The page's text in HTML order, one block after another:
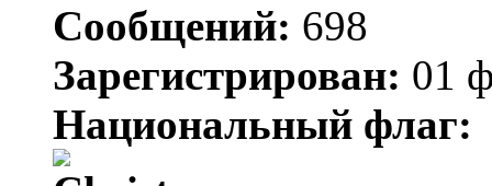
Сообщений: 698
Зарегистрирован: 01
Национальный флаг: